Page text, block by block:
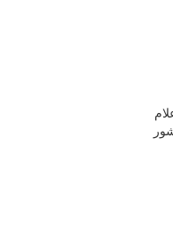
در کشور